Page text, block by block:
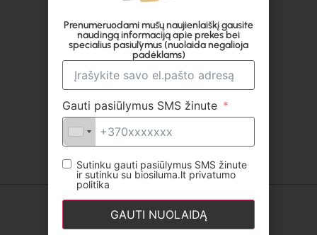
Prenumeruodami mūsų naujienlaiškį gausite
naudingą informaciją apie prekes bei
specialius pasiūlymus (nuolaida negalioja
padėklams)
Gauti pasiūlymus SMS žinute
Sutinku gauti pasiūlymus SMS žinute
ir sutinku su biosiluma.lt privatumo
politika
GAUTI NUOLAIDĄ